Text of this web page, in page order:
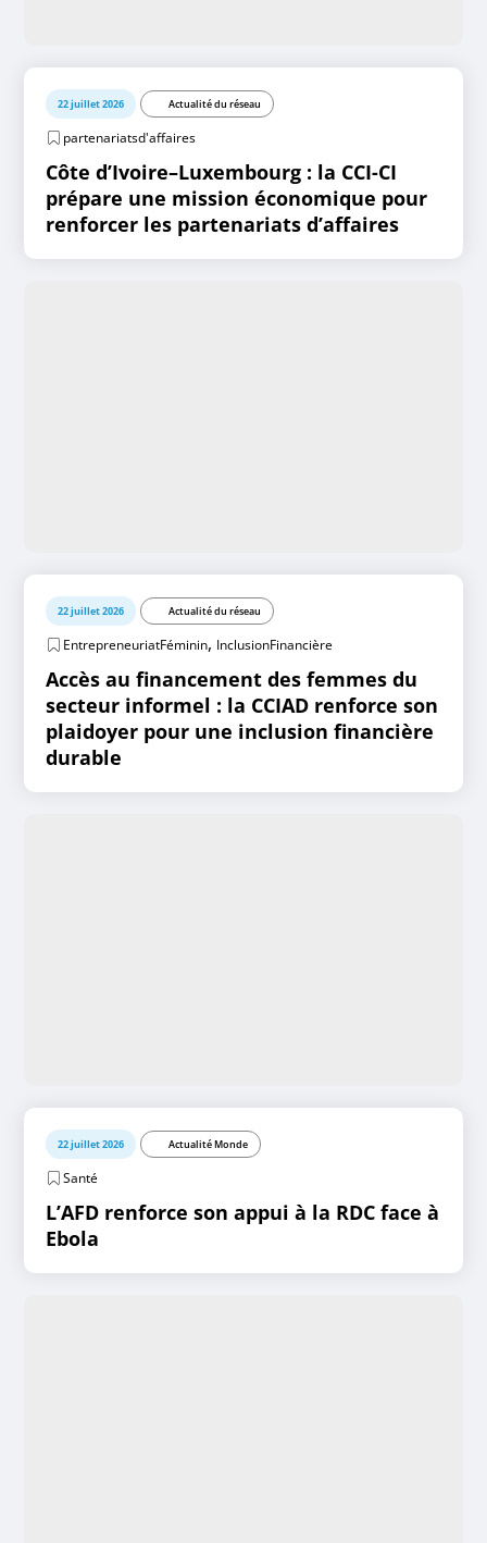
22 juillet 2026 Actualité du réseau
partenariatsd'affaires
Côte d’Ivoire–Luxembourg : la CCI-CI
prépare une mission économique pour
renforcer les partenariats d’affaires
22 juillet 2026 Actualité du réseau
EntrepreneuriatFéminin, InclusionFinancière
Accès au financement des femmes du
secteur informel : la CCIAD renforce son
plaidoyer pour une inclusion financière
durable
22 juillet 2026 Actualité Monde
Santé
L’AFD renforce son appui à la RDC face à
Ebola